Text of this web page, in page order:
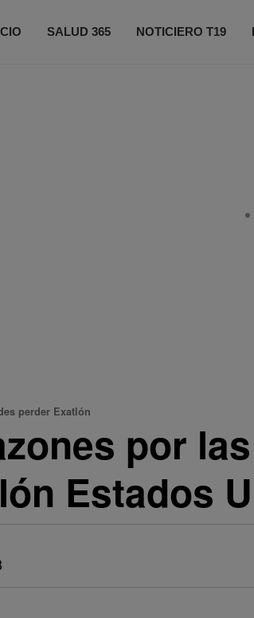
SALUD 365 NOTICIERO T19
perder Exatlón
por
Estados